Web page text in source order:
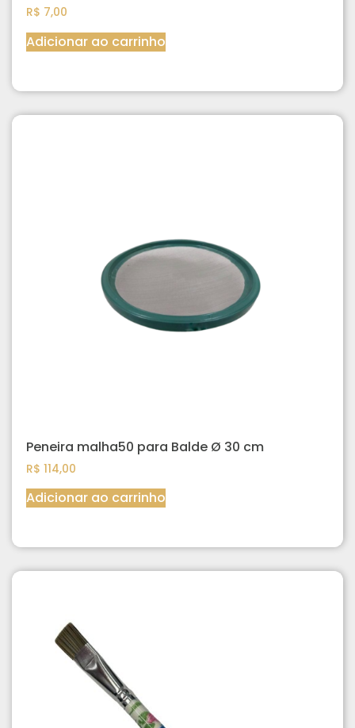
R$ 7,00
Adicionar ao carrinho
Peneira malha50 para Balde Ø 30 cm
R$ 114,00
Adicionar ao carrinho